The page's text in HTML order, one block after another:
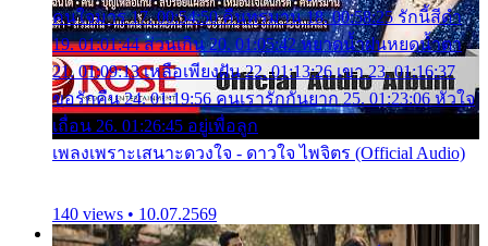
คนใจมาร 17. 00:54:50 คืนทรมาน 18. 00:58:25 รักนี้สีดำ
19. 01:01:44 ส่วนเกิน 20. 01:05:42 หยาดน้ำฝนหยดน้ำตา
21. 01:09:13 เหลือเพียงฝัน 22. 01:13:26 เขา 23. 01:16:37
ขอรักคืน 24. 01:19:56 คนเรารักกันยาก 25. 01:23:06 หัวใจ
เถื่อน 26. 01:26:45 อยู่เพื่อลูก
เพลงเพราะเสนาะดวงใจ - ดาวใจ ไพจิตร (Official Audio)
140 views • 10.07.2569